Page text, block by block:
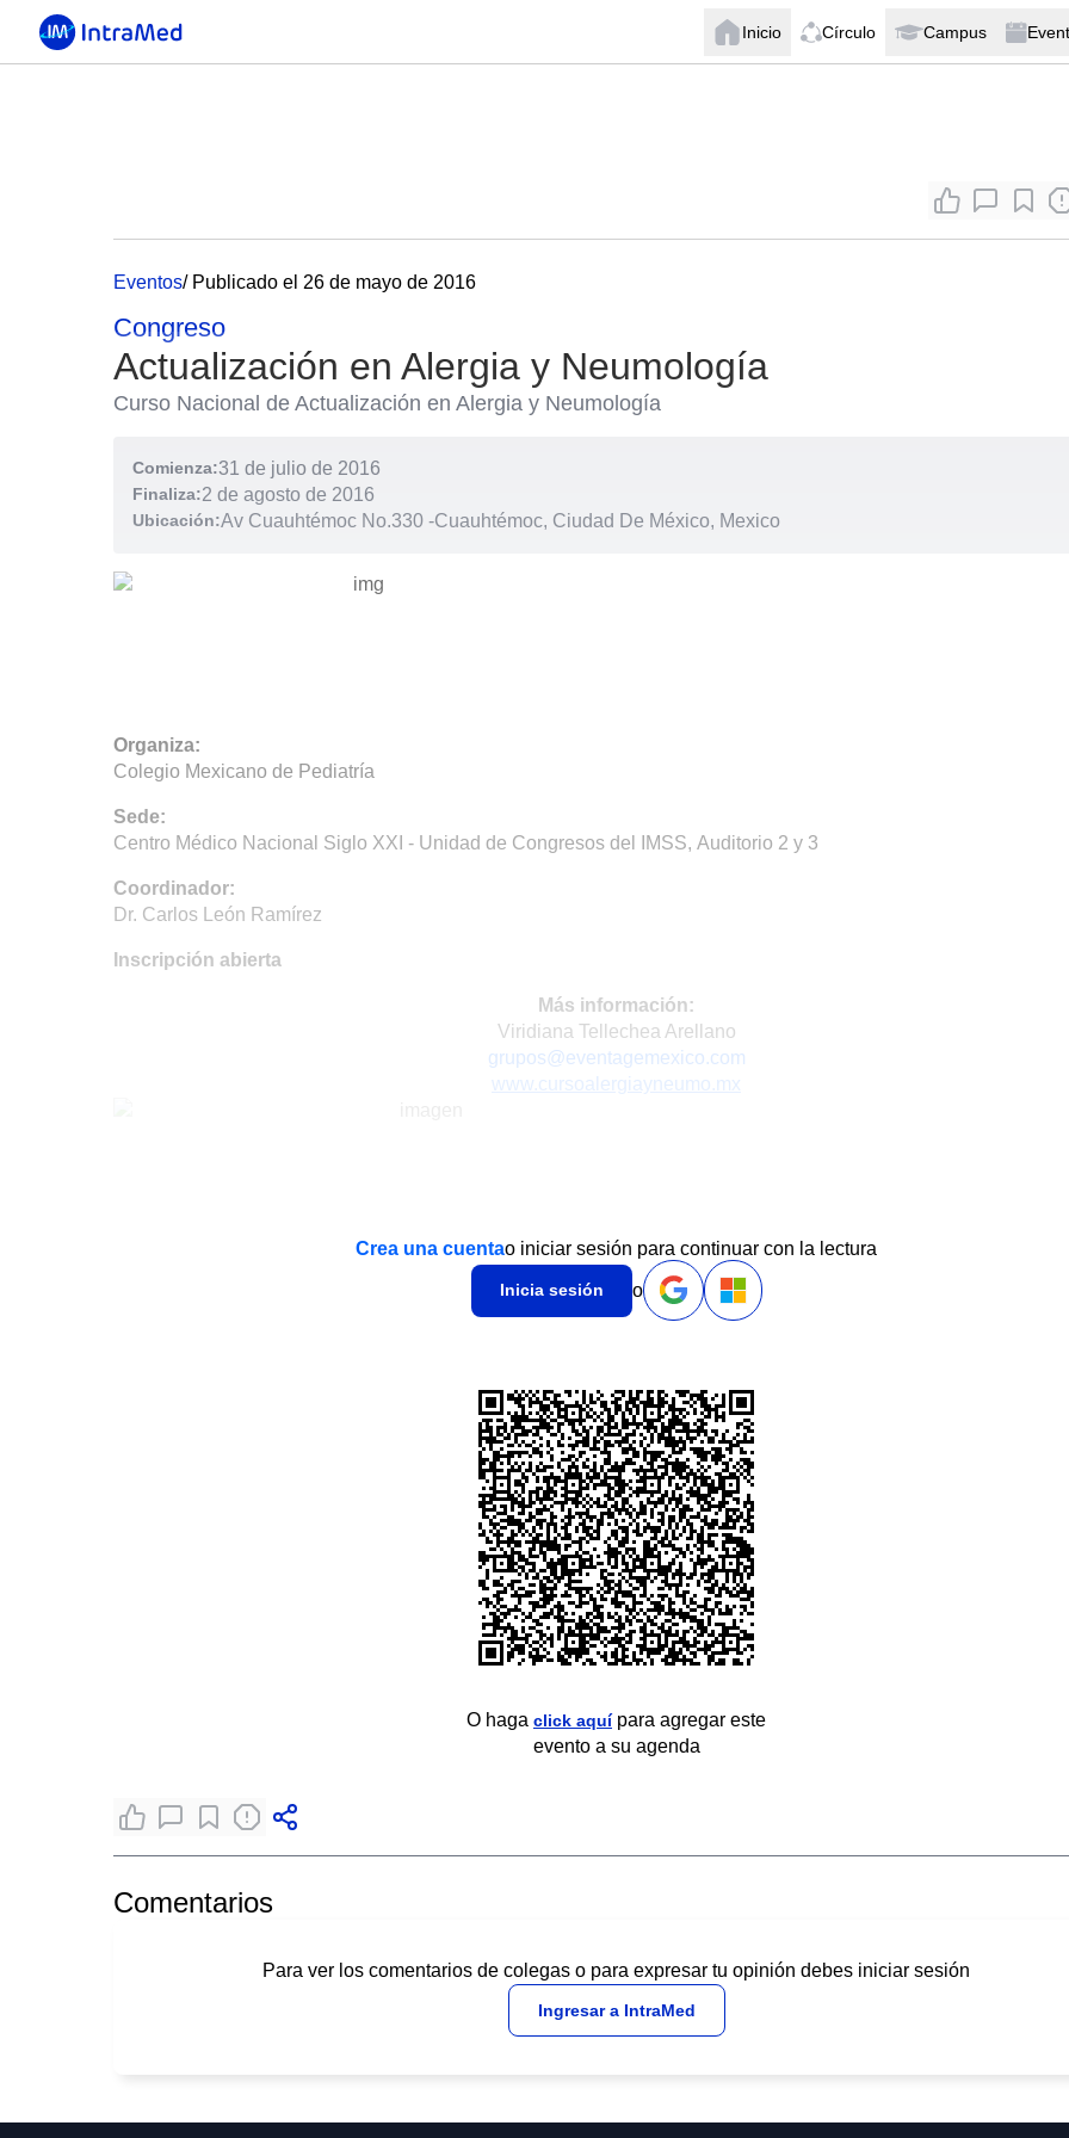
Inicio Círculo Campus
Eventos/ Publicado el 26 de mayo de 2016
Congreso
Actualización en Alergia y Neumología
Curso Nacional de Actualización en Alergia y Neumología
Comienza:31 de julio de 2016
Finaliza:2 de agosto de 2016
Ubicación:Av Cuauhtémoc No.330 -Cuauhtémoc, Ciudad De México, Mexico
Organiza:
Colegio Mexicano de Pediatría
Sede:
Centro Médico Nacional Siglo XXI - Unidad de Congresos del IMSS, Auditorio 2 y 3
Coordinador:
Dr. Carlos León Ramírez
Inscripción abierta
Más información:
Viridiana Tellechea Arellano
grupos@eventagemexico.com
www.cursoalergiayneumo.mx
Crea una cuentao iniciar sesión para continuar con la lectura
Inicia sesión o
O haga click aquípara agregar este
evento a su agenda
Comentarios
Para ver los comentarios de colegas o para expresar tu opinión debes iniciar sesión
Ingresar a IntraMed